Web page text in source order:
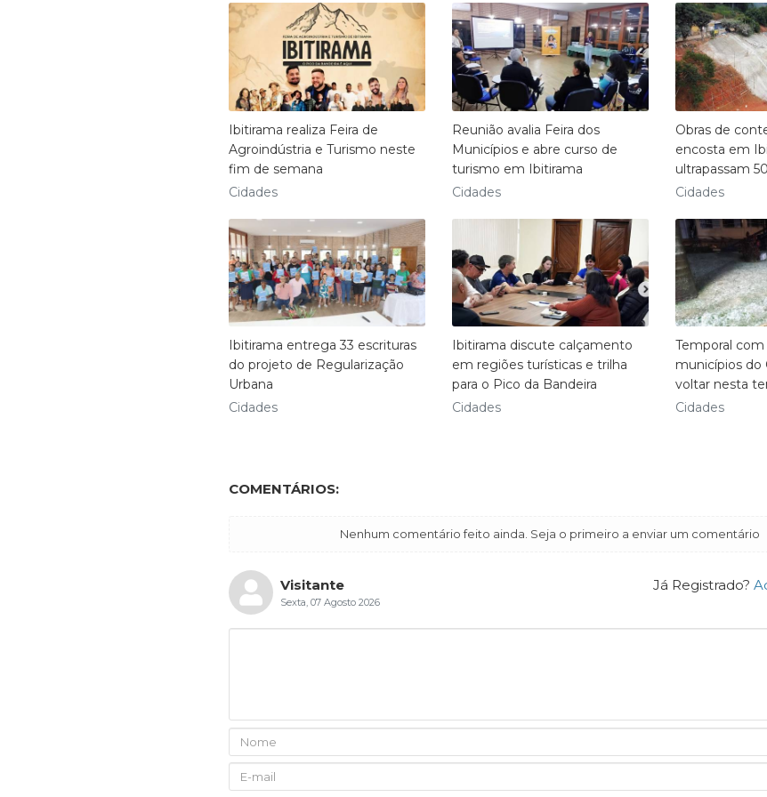
Ibitirama realiza Feira de
Agroindústria e Turismo neste
fim de semana
Cidades
Reunião avalia Feira dos
Municípios e abre curso de
turismo em Ibitirama
Cidades
Obras de
encosta em
ultrapassam
Cidades
Ibitirama entrega 33 escrituras
do projeto de Regularização
Urbana
Cidades
Ibitirama discute calçamento
em regiões turísticas e trilha
para o Pico da Bandeira
Cidades
Temporal
municípios do
voltar nesta
Cidades
COMENTÁRIOS:
Nenhum comentário feito ainda. Seja o primeiro a enviar um comentário
Já Registrado?
Visitante
Sexta, 07 Agosto 2026